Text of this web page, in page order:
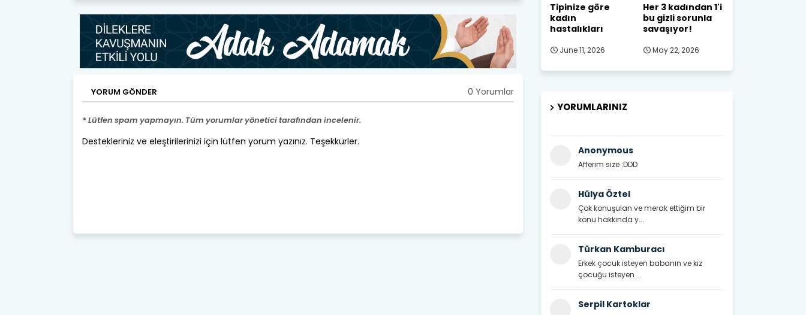
YORUM GÖNDER 0 Yorumlar
* Lütfen spam yapmayın. Tüm yorumlar yönetici tarafından incelenir.
Destekleriniz ve eleştirilerinizi için lütfen yorum yazınız. Teşekkürler.
Tipinize göre
kadın
hastalıkları
June 11, 2026
Her 3 kadından 1'i
bu gizli sorunla
savaşıyor!
May 22, 2026
YORUMLARINIZ
Anonymous
Afferim size :DDD
Hülya Öztel
Çok konuşulan ve merak ettiğim bir
konu hakkında y...
Türkan Kamburacı
Erkek çocuk isteyen babanın ve kız
çocuğu isteyen ...
Serpil Kartoklar